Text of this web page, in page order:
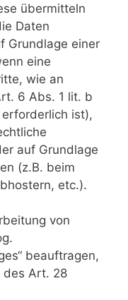
übermitteln
Daten
Grundlage einer
eine
wie an
6 Abs. 1 lit. b
ist),
auf Grundlage
(z.B. beim
etc.).
von
beauftragen,
des Art. 28